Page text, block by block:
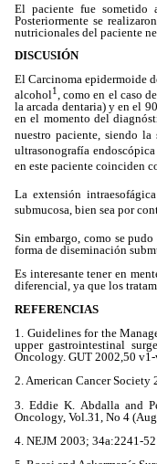
El paciente fue sometido
Posteriormente se
nutricionales del paciente
DISCUSIÓN
El Carcinoma epidermoide
alcohol1, como en el caso
la arcada dentaria) y en el
en el momento del
nuestro paciente, siendo
ultrasonografía
en este paciente coinciden
La extensión
submucosa, bien sea por
Sin embargo, como se
forma de diseminación
Es interesante tener en
diferencial, ya que los
REFERENCIAS
1. Guidelines for the
upper gastrointestinal
Oncology. GUT 2002,50
2. American Cancer Society
3. Eddie K. Abdalla and
Oncology, Vol.31, No 4
4. NEJM 2003; 34a:2241-52